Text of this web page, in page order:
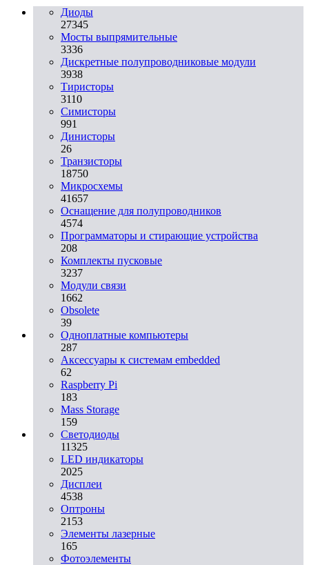
Диоды
27345
Мосты выпрямительные
3336
Дискретные полупроводниковые модули
3938
Тиристоры
3110
Симисторы
991
Динисторы
26
Транзисторы
18750
Микросхемы
41657
Оснащение для полупроводников
4574
Программаторы и стирающие устройства
208
Комплекты пусковые
3237
Модули связи
1662
Obsolete
39
Одноплатные компьютеры
287
Аксессуары к системам embedded
62
Raspberry Pi
183
Mass Storage
159
Светодиоды
11325
LED индикаторы
2025
Дисплеи
4538
Оптроны
2153
Элементы лазерные
165
Фотоэлементы